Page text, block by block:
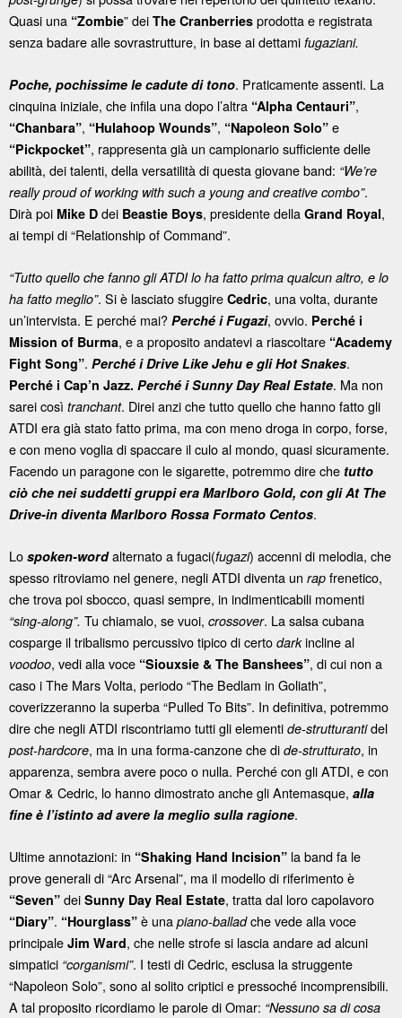
Quasi una “Zombie” dei The Cranberries prodotta e registrata
senza badare alle sovrastrutture, in base ai dettami fugaziani.
Poche, pochissime le cadute di tono. Praticamente assenti. La
cinquina iniziale, che infila una dopo l’altra “Alpha Centauri”,
“Chanbara”, “Hulahoop Wounds”, “Napoleon Solo” e
“Pickpocket”, rappresenta già un campionario sufficiente delle
abilità, dei talenti, della versatilità di questa giovane band: “We’re
really proud of working with such a young and creative combo”.
Dirà poi Mike D dei Beastie Boys, presidente della Grand Royal,
ai tempi di “Relationship of Command”.
“Tutto quello che fanno gli ATDI lo ha fatto prima qualcun altro, e lo
ha fatto meglio”. Si è lasciato sfuggire Cedric, una volta, durante
un’intervista. E perché mai? Perché i Fugazi, ovvio. Perché i
Mission of Burma, e a proposito andatevi a riascoltare “Academy
Fight Song”. Perché i Drive Like Jehu e gli Hot Snakes.
Perché i Cap’n Jazz. Perché i Sunny Day Real Estate. Ma non
sarei così tranchant. Direi anzi che tutto quello che hanno fatto gli
ATDI era già stato fatto prima, ma con meno droga in corpo, forse,
e con meno voglia di spaccare il culo al mondo, quasi sicuramente.
Facendo un paragone con le sigarette, potremmo dire che tutto
ciò che nei suddetti gruppi era Marlboro Gold, con gli At The
Drive-in diventa Marlboro Rossa Formato Centos.
Lo spoken-wordalternato a fugaci(fugazi) accenni di melodia, che
spesso ritroviamo nel genere, negli ATDI diventa un rap frenetico,
che trova poi sbocco, quasi sempre, in indimenticabili momenti
“sing-along”. Tu chiamalo, se vuoi, crossover. La salsa cubana
cosparge il tribalismo percussivo tipico di certo darkincline al
voodoo, vedi alla voce “Siouxsie & The Banshees”, di cui non a
caso i The Mars Volta, periodo “The Bedlam in Goliath”,
coverizzeranno la superba “Pulled To Bits”. In definitiva, potremmo
dire che negli ATDI riscontriamo tutti gli elementi de-strutturantidel
post-hardcore, ma in una forma-canzone che di de-strutturato, in
apparenza, sembra avere poco o nulla. Perché con gli ATDI, e con
Omar & Cedric, lo hanno dimostrato anche gli Antemasque, alla
fine è l’istinto ad avere la meglio sulla ragione.
Ultime annotazioni: in “Shaking Hand Incision” la band fa le
prove generali di “Arc Arsenal”, ma il modello di riferimento è
“Seven” dei Sunny Day Real Estate, tratta dal loro capolavoro
“Diary”. “Hourglass” è una piano-balladche vede alla voce
principale Jim Ward, che nelle strofe si lascia andare ad alcuni
simpatici “corganismi”. I testi di Cedric, esclusa la struggente
“Napoleon Solo”, sono al solito criptici e pressoché incomprensibili.
A tal proposito ricordiamo le parole di Omar: “Nessuno sa di cosa